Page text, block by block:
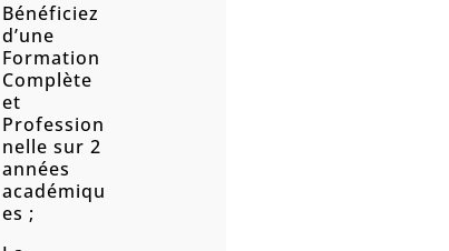
Bénéficiez
d’une
Formation
Complète
et
Profession
nelle sur 2
années
académiqu
es ;